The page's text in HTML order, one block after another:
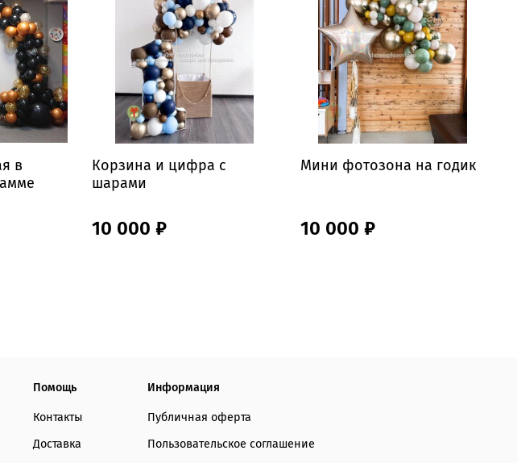
в
Корзина и цифра с
шарами
10 000 ₽
Мини фотозона на годик
10 000 ₽
Помощь
Контакты
Доставка
Информация
Публичная оферта
Пользовательское соглашение